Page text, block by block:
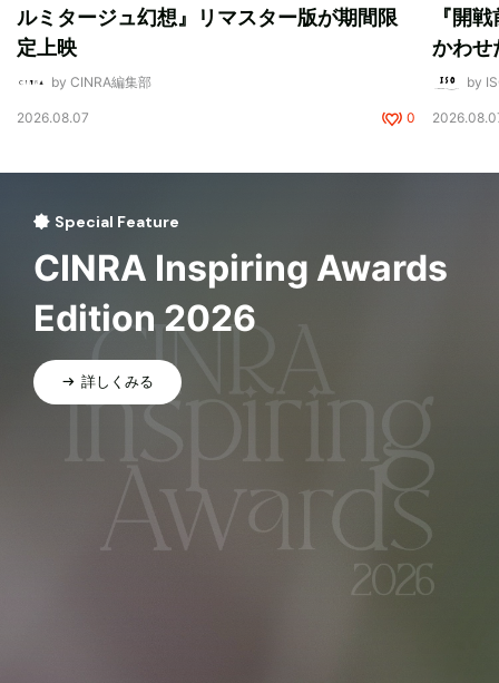
ルミタージュ幻想』リマスター版が期間限
定上映
by CINRA編集部
2026.08.07 0
『開
かわせ
by
Special Feature
CINRA Inspiring Awards
Edition 2026
詳しくみる